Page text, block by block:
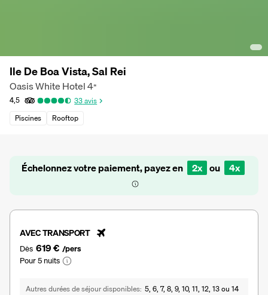
Ile De Boa Vista, Sal Rei
Oasis White Hotel4*
4,5 33avis
Piscines
Rooftop
Échelonnez votre paiement, payez en 2x ou 4x
AVEC TRANSPORT
Dès 619 € /pers
Pour 5 nuits
Autres durées de séjour disponibles 5, 6, 7, 8, 9, 10, 11, 12, 13 ou 14